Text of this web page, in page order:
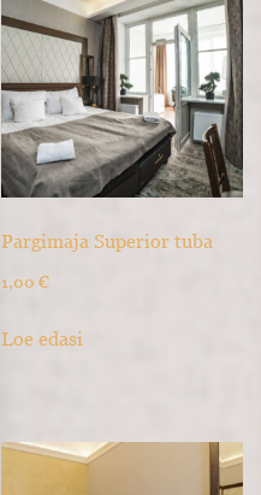
Pargimaja Superior tuba
1,00€
Loe edasi